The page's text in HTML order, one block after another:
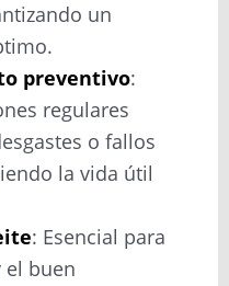
un
preventivo:
regulares
o fallos
la vida útil
: Esencial para
el buen